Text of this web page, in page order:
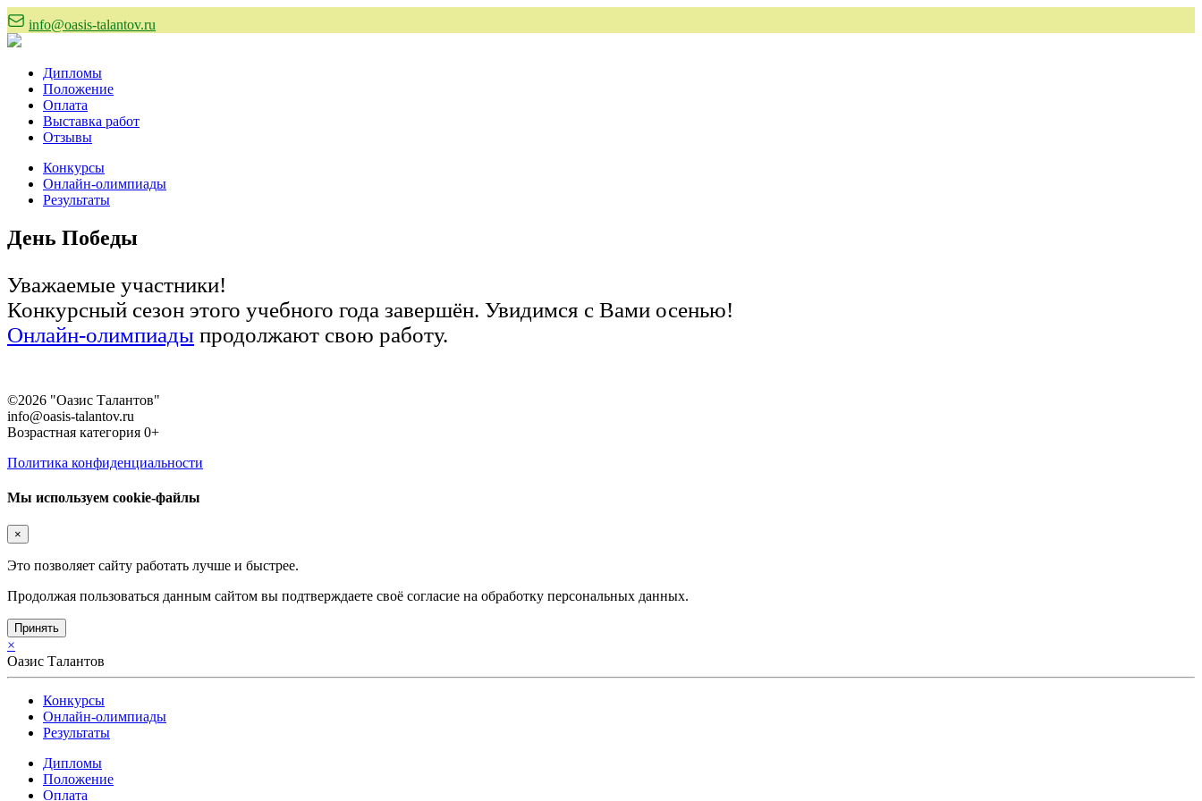
info@oasis-talantov.ru
Дипломы
Положение
Оплата
Выставка работ
Отзывы
Конкурсы
Онлайн-олимпиады
Результаты
День Победы
Уважаемые участники!
Конкурсный сезон этого учебного года завершён. Увидимся с Вами осенью!
Онлайн-олимпиады продолжают свою работу.
©2026 "Оазис Талантов"
info@oasis-talantov.ru
Возрастная категория 0+
Политика конфиденциальности
Мы используем cookie-файлы
×
Это позволяет сайту работать лучше и быстрее.
Продолжая пользоваться данным сайтом вы подтверждаете своё согласие на обработку персональных данных.
Принять
×
Оазис Талантов
Конкурсы
Онлайн-олимпиады
Результаты
Дипломы
Положение
Оплата